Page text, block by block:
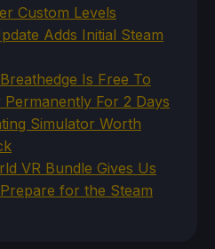
Custom Levels
Adds Initial Steam
Is Free To
For 2 Days
Simulator Worth
VR Bundle Gives Us
for the Steam